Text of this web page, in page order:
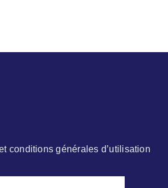
conditions générales d’utilisation
LE PETIT LILLOIS | DESIGN,